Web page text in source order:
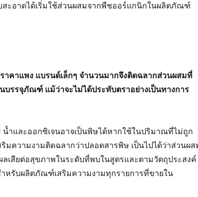
ะอาดได้เริ่มใช้ส่วนผสมจากพืชออร์แกนิกในผลิตภัณฑ์
าคาแพง แบรนด์เล็กๆ จำนวนมากจึงติดฉลากส่วนผสมที่
บรรจุภัณฑ์ แม้ว่าจะไม่ได้ประทับตราอย่างเป็นทางการ
ำและออกซิเจนอาจเป็นพิษได้หากใช้ในปริมาณที่ไม่ถูก
มความงามติดฉลากว่าปลอดสารพิษ เป็นไปได้ว่าส่วนผส
ลเสียต่อสุขภาพในระดับที่พบในสูตรและตามวัตถุประสงค์
ำหรับผลิตภัณฑ์เสริมความงามทุกรายการที่ขายใน